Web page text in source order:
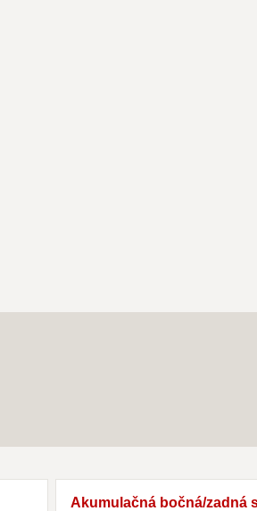
Akumulačná bočná/zadná